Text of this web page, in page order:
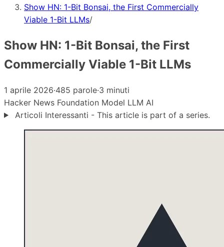
Show HN: 1-Bit Bonsai, the First Commercially
Viable 1-Bit LLMs/
Show HN: 1-Bit Bonsai, the First
Commercially Viable 1-Bit LLMs
1 aprile 2026·485 parole·3 minuti
Hacker News Foundation Model LLM AI
Articoli Interessanti - This article is part of a series.